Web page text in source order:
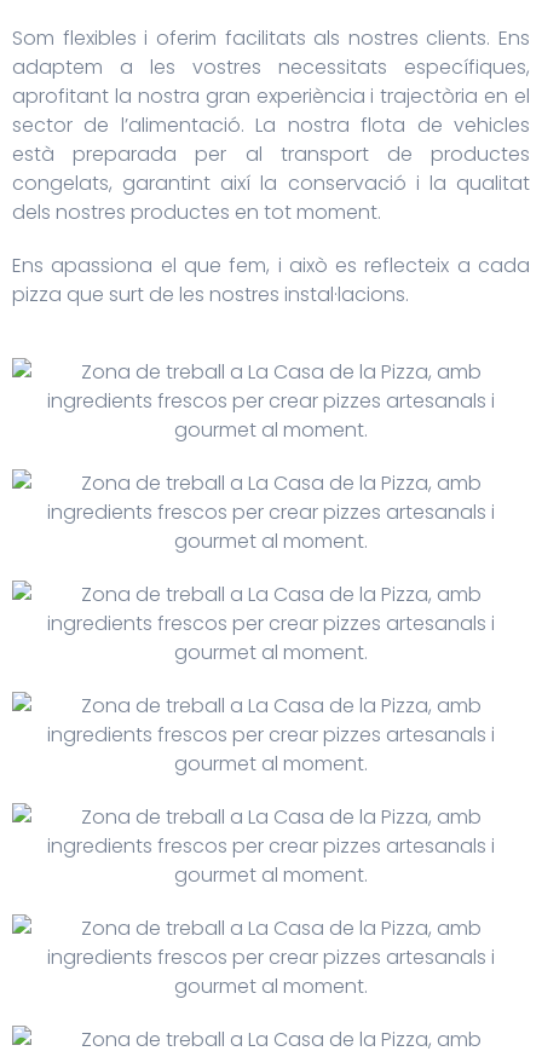
Som flexibles i oferim facilitats als nostres clients. Ens
adaptem a les vostres necessitats específiques,
aprofitant la nostra gran experiència i trajectòria en el
sector de l’alimentació. La nostra flota de vehicles
està preparada per al transport de productes
congelats, garantint així la conservació i la qualitat
dels nostres productes en tot moment.
Ens apassiona el que fem, i això es reflecteix a cada
pizza que surt de les nostres instal·lacions.